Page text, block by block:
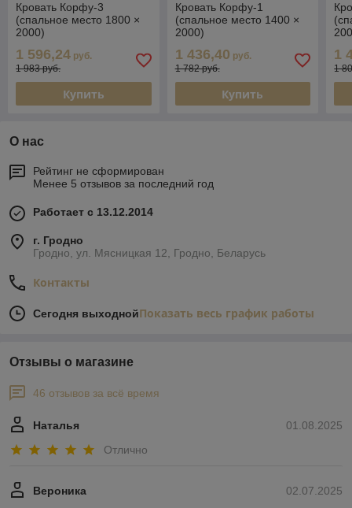
Кровать Корфу‑3
(спальное место 1800 ×
2000)
1 596,24 руб.
1 983 руб.
Купить
Кровать Корфу‑1
(спальное место 1400 ×
2000)
1 436,40 руб.
1 782 руб.
Купить
1
1
О нас
Рейтинг не сформирован
Менее 5 отзывов за последний год
Работает с 13.12.2014
г. Гродно
Гродно, ул. Мясницкая 12, Гродно, Беларусь
Контакты
Сегодня выходнойПоказать весь график работы
Отзывы о магазине
46 отзывов за всё время
01.08.2025
Наталья
Отлично
02.07.2025
Вероника